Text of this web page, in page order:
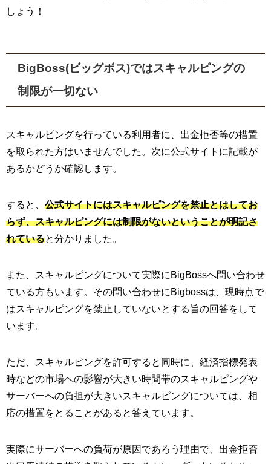
しょう！
BigBoss(ビッグボス)ではスキャルピングの
制限が一切ない
スキャルピングを行っている利用者に、出金拒否等の措置
を取られた方はいませんでした。次に公式サイトに記載が
あるかどうか確認します。
すると、 公式サイトにはスキャルピングを禁止とはしてお
らず、スキャルピングには制限がないということが明記さ
れていると分かりました。
また、スキャルピングについて実際にBigBossへ問い合わせ
ている方もいます。その問い合わせにBigbossは、現時点で
はスキャルピングを禁止していないとする旨の回答をして
います。
ただ、スキャルピングを許可すると同時に、経済指標発表
時などの市場への影響が大きい時間帯のスキャルピングや
サーバーへの負担が大きいスキャルピングについては、相
応の措置をとることがあると答えています。
実際にサーバーへの負荷が原因であろう理由で、出金拒否